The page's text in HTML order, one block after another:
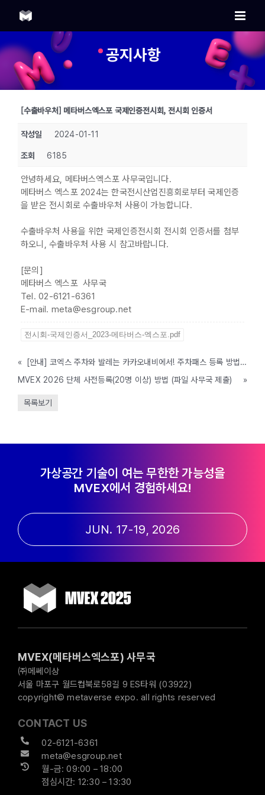
content
공지사항
[수출바우처] 메타버스엑스포 국제인증전시회, 전시회 인증서
작성일 2024-01-11
조회 6185
안녕하세요, 메타버스엑스포 사무국입니다.
메타버스 엑스포 2024는 한국전시산업진흥회로부터 국제인증
을 받은 전시회로 수출바우처 사용이 가능합니다.
수출바우처 사용을 위한 국제인증전시회 전시회 인증서를 첨부
하오니, 수출바우처 사용 시 참고바랍니다.
[문의]
메타버스 엑스포 사무국
Tel. 02-6121-6361
E-mail. meta@esgroup.net
전시회-국제인증서_2023-메타버스-엑스포.pdf
«
[안내] 코엑스 주차와 발레는 카카오내비에서! 주차패스 등록 방법 안내
MVEX 2026 단체 사전등록(20명 이상) 방법 (파일 사무국 제출)
»
목록보기
가상공간 기술이 여는 무한한 가능성을
MVEX에서 경험하세요!
JUN. 17-19, 2026
MVEX(메타버스엑스포) 사무국
㈜메쎄이상
서울 마포구 월드컵북로58길 9 ES타워 (03922)
copyright© metaverse expo. all rights reserved
CONTACT US
02-6121-6361
meta@esgroup.net
월-금: 09:00 – 18:00
점심시간: 12:30 – 13:30